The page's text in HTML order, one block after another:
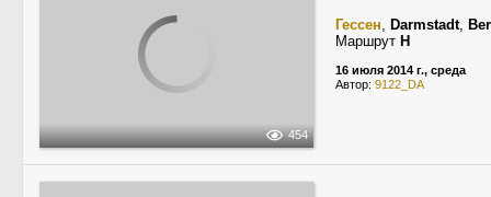
454
Гессен, Darmstadt,
Маршрут H
16 июля 2014 г., среда
Автор: 9122_DA